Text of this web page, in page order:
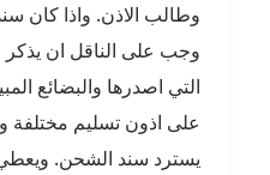
وطالب الاذن. واذا كان
وجب على الناقل ان يذكر
التي اصدرها والبضائع
على اذون تسليم مختلفة
يسترد سند الشحن.